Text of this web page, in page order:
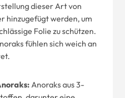
dieser Art von
hinzugefügt werden, um
Folie zu schützen.
fühlen sich weich an
Anoraks aus 3-